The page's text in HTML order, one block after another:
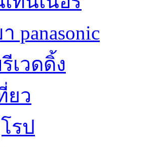
panasonic
เวดดิ้ง
ยว
รป